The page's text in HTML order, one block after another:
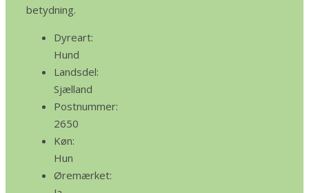
betydning.
Dyreart:
Hund
Landsdel:
Sjælland
Postnummer:
2650
Køn:
Hun
Øremærket: